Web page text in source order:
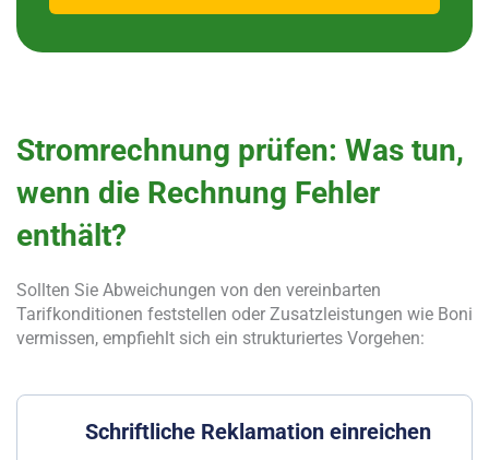
Stromrechnung prüfen: Was tun,
wenn die Rechnung Fehler
enthält?
Sollten Sie Abweichungen von den vereinbarten
Tarifkonditionen feststellen oder Zusatzleistungen wie Boni
vermissen, empfiehlt sich ein strukturiertes Vorgehen:
Schriftliche Reklamation einreichen